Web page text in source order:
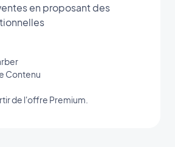
en proposant des
Contenu
de l'offre Premium.